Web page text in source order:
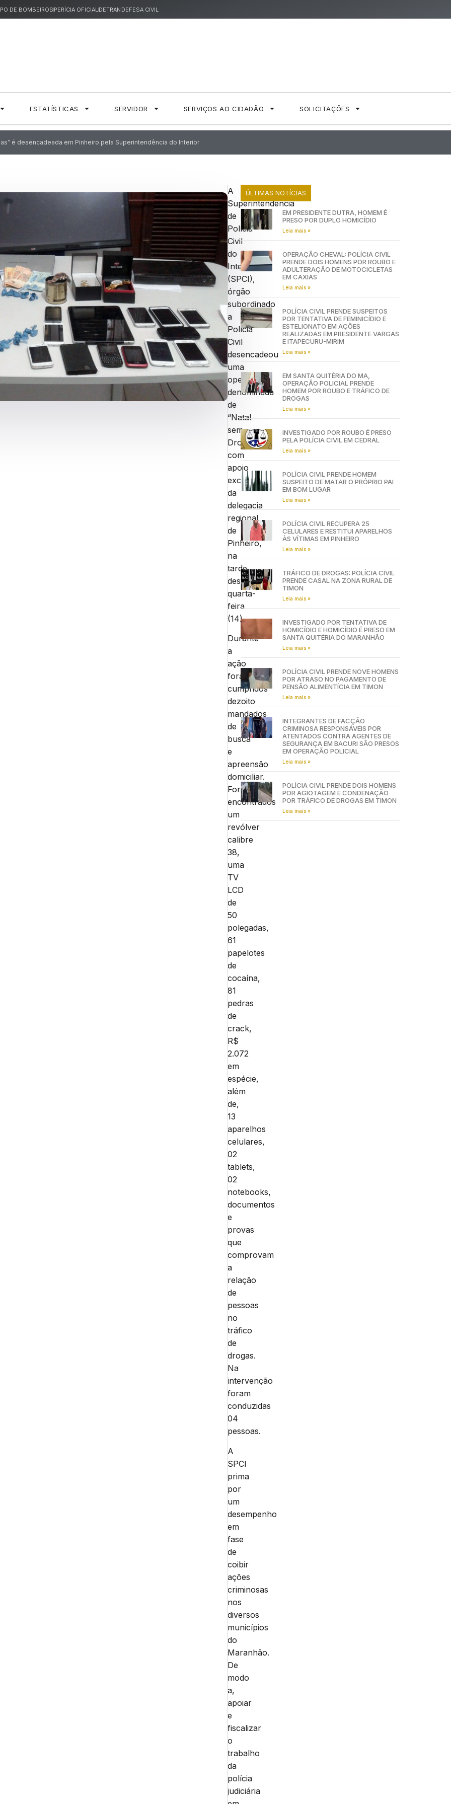
DE BOMBEIROSPERÍCIA OFICIALDETRANDEFESA CIVIL
ESTATÍSTICAS SERVIDOR SERVIÇOS AO CIDADÃO SOLICITAÇÕES
é desencadeada em Pinheiro pela Superintendência do Interior
A
Superintendência
de
Polícia
Civil
do
Interior
(SPCI),
órgão
subordinado
a
Polícia
Civil
desencadeou
uma
operação
denominada
de
“Natal
sem
Drogas”,
com
apoio
exclusivo
da
delegacia
regional
de
Pinheiro,
na
tarde
desta
quarta-
feira
(14).
Durante
a
ação
foram
cumpridos
dezoito
mandados
de
busca
e
apreensão
domiciliar.
Foram
encontrados
um
revólver
calibre
38,
uma
TV
LCD
de
50
polegadas,
61
papelotes
de
cocaína,
81
pedras
de
crack,
R$
2.072
em
espécie,
além
de,
13
aparelhos
celulares,
02
tablets,
02
notebooks,
documentos
e
provas
que
comprovam
a
relação
de
pessoas
no
tráfico
de
drogas.
Na
intervenção
foram
conduzidas
04
pessoas.
A
SPCI
prima
por
um
desempenho
em
fase
de
coibir
ações
criminosas
nos
diversos
municípios
do
Maranhão.
De
modo
a,
apoiar
e
fiscalizar
o
trabalho
da
polícia
judiciária
ÚLTIMAS NOTÍCIAS
EM PRESIDENTE DUTRA, HOMEM É
PRESO POR DUPLO HOMICÍDIO
Leia mais »
OPERAÇÃO CHEVAL: POLÍCIA CIVIL
PRENDE DOIS HOMENS POR ROUBO E
ADULTERAÇÃO DE MOTOCICLETAS
EM CAXIAS
Leia mais »
POLÍCIA CIVIL PRENDE SUSPEITOS
POR TENTATIVA DE FEMINICÍDIO E
ESTELIONATO EM AÇÕES
REALIZADAS EM PRESIDENTE VARGAS
E ITAPECURU-MIRIM
Leia mais »
EM SANTA QUITÉRIA DO MA,
OPERAÇÃO POLICIAL PRENDE
HOMEM POR ROUBO E TRÁFICO DE
DROGAS
Leia mais »
INVESTIGADO POR ROUBO É PRESO
PELA POLÍCIA CIVIL EM CEDRAL
Leia mais »
POLÍCIA CIVIL PRENDE HOMEM
SUSPEITO DE MATAR O PRÓPRIO PAI
EM BOM LUGAR
Leia mais »
POLÍCIA CIVIL RECUPERA 25
CELULARES E RESTITUI APARELHOS
ÀS VÍTIMAS EM PINHEIRO
Leia mais »
TRÁFICO DE DROGAS: POLÍCIA CIVIL
PRENDE CASAL NA ZONA RURAL DE
TIMON
Leia mais »
INVESTIGADO POR TENTATIVA DE
HOMICÍDIO E HOMICÍDIO É PRESO EM
SANTA QUITÉRIA DO MARANHÃO
Leia mais »
POLÍCIA CIVIL PRENDE NOVE HOMENS
POR ATRASO NO PAGAMENTO DE
PENSÃO ALIMENTÍCIA EM TIMON
Leia mais »
INTEGRANTES DE FACÇÃO
CRIMINOSA RESPONSÁVEIS POR
ATENTADOS CONTRA AGENTES DE
SEGURANÇA EM BACURI SÃO PRESOS
EM OPERAÇÃO POLICIAL
Leia mais »
POLÍCIA CIVIL PRENDE DOIS HOMENS
POR AGIOTAGEM E CONDENAÇÃO
POR TRÁFICO DE DROGAS EM TIMON
Leia mais »